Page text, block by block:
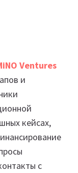
Ventures
и
кейсах,
с